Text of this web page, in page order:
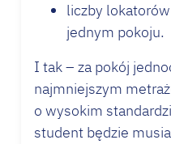
liczby
jednym pokoju.
I tak – za pokój
najmniejszym
o wysokim
student będzie